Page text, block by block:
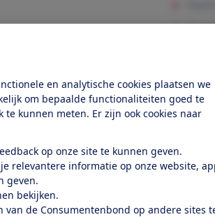
en analytische cookies plaatsen we
om bepaalde functionaliteiten goed te
te kunnen meten. Er zijn ook cookies naar
op onze site te kunnen geven.
relevantere informatie op onze website,
geven.
bekijken.
van de Consumentenbond op andere sites